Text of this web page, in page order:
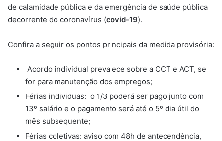
de calamidade pública e da emergência de saúde pública
decorrente do coronavírus (covid-19).
Confira a seguir os pontos principais da medida provisória:
Acordo individual prevalece sobre a CCT e ACT, se
for para manutenção dos empregos;
Férias individuas: o 1/3 poderá ser pago junto com
13º salário e o pagamento será até o 5º dia útil do
mês subsequente;
Férias coletivas: aviso com 48h de antecendência,